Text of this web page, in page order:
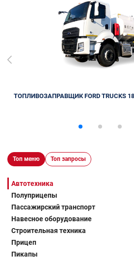
ТОПЛИВОЗАПРАВЩИК FORD TRUCKS
Топ меню Топ запросы
Автотехника
Полуприцепы
Пассажирский транспорт
Навесное оборудование
Строительная техника
Прицеп
Пикапы